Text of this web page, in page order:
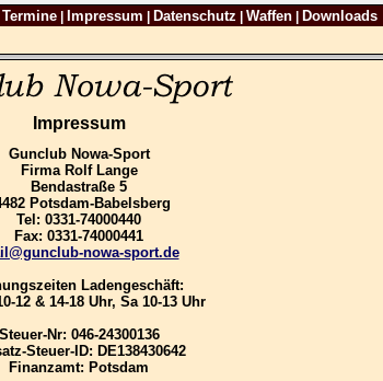
Termine| Impressum Datenschutz Waffen| Downloads
Impressum
Gunclub Nowa-Sport
Firma Rolf Lange
Bendastraße 5
Potsdam-Babelsberg
Tel: 0331-74000440
Fax: 0331-74000441
nowa-sport.de
Ladengeschäft:
12 & 14-18 Uhr, Sa 10-13 Uhr
Steuer-Nr: 046-24300136
Steuer-ID: DE138430642
Finanzamt: Potsdam